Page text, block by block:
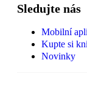
Sledujte nás
Mobilní
Kupte si
Novinky